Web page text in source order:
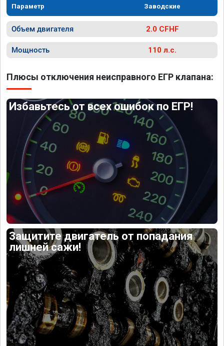
Параметр Заводские
Объем двигателя 2.0 CFHF
Мощность 110 л.с.
Плюсы отключения неисправного ЕГР клапана:
Избавьтесь от всех ошибок по ЕГР!
Защитите двигатель от попадания
лишней сажи!